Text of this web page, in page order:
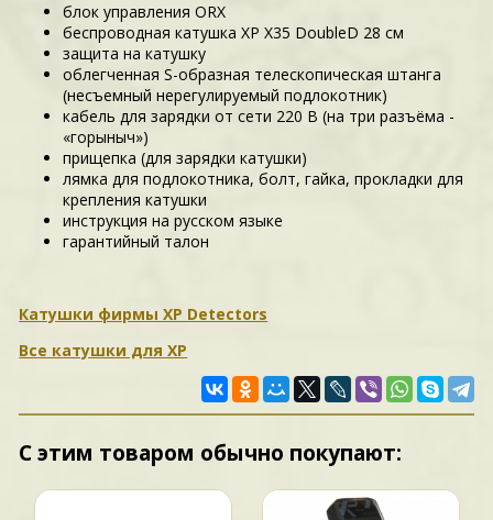
блок управления ORX
беспроводная катушка XP Х35 DoubleD 28 см
защита на катушку
облегченная S-образная телескопическая штанга
(несъемный нерегулируемый подлокотник)
кабель для зарядки от сети 220 В (на три разъёма -
«горыныч»)
прищепка (для зарядки катушки)
лямка для подлокотника, болт, гайка, прокладки для
крепления катушки
инструкция на русском языке
гарантийный талон
Катушки фирмы XP Detectors
Все катушки для XP
С этим товаром обычно покупают: